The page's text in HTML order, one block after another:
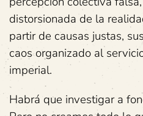
distorsionada de la
partir de causas justas,
caos organizado al
imperial.
Habrá que investigar a